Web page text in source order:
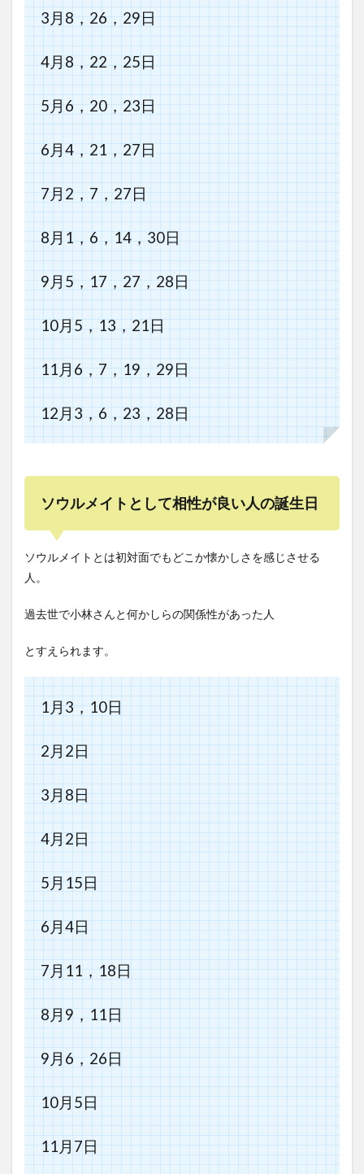
3月8，26，29日
4月8，22，25日
5月6，20，23日
6月4，21，27日
7月2，7，27日
8月1，6，14，30日
9月5，17，27，28日
10月5，13，21日
11月6，7，19，29日
12月3，6，23，28日
ソウルメイトとして相性が良い人の誕生日
ソウルメイトとは初対面でもどこか懐かしさを感じさせる
人。
過去世で小林さんと何かしらの関係性があった人
とすえられます。
1月3，10日
2月2日
3月8日
4月2日
5月15日
6月4日
7月11，18日
8月9，11日
9月6，26日
10月5日
11月7日